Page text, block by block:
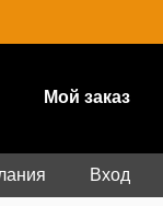
Мой заказ
Вход